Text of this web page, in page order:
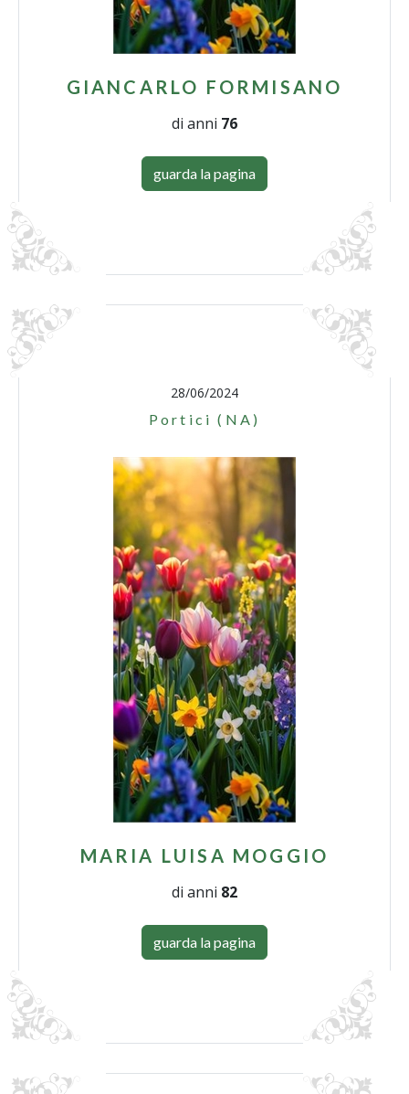
GIANCARLO FORMISANO
di anni 76
guarda la pagina
28/06/2024
Portici (NA)
MARIA LUISA MOGGIO
di anni 82
guarda la pagina